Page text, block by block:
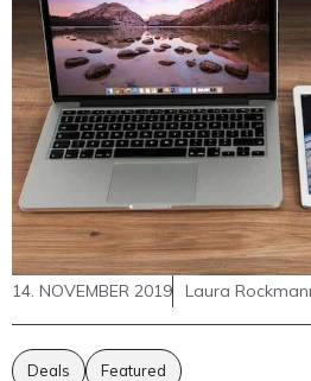
14. NOVEMBER 2019 Laura
Deals Featured